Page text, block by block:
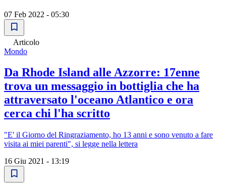
07 Feb 2022 - 05:30
Articolo
Mondo
Da Rhode Island alle Azzorre: 17enne
trova un messaggio in bottiglia che ha
attraversato l'oceano Atlantico e ora
cerca chi l'ha scritto
"E' il Giorno del Ringraziamento, ho 13 anni e sono venuto a fare
visita ai miei parenti", si legge nella lettera
16 Giu 2021 - 13:19